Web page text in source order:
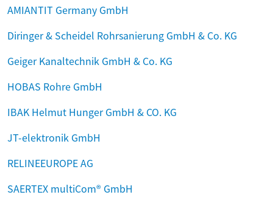
AMIANTIT Germany GmbH
Diringer & Scheidel Rohrsanierung GmbH & Co. KG
Geiger Kanaltechnik GmbH & Co. KG
HOBAS Rohre GmbH
IBAK Helmut Hunger GmbH & CO. KG
JT-elektronik GmbH
RELINEEUROPE AG
SAERTEX multiCom® GmbH